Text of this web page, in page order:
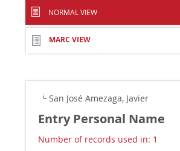
NORMAL VIEW
MARC VIEW
San José Amezaga, Javier
Entry Personal Name
Number of records used in: 1